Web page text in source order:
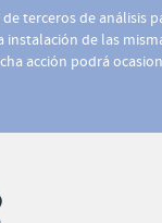
terceros de análisis
de las
acción podrá